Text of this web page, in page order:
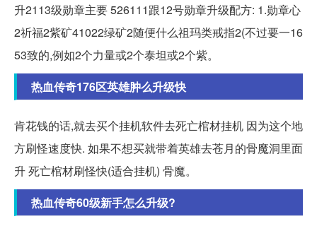
升2113级勋章主要 526111跟12号勋章升级配方: 1.勋章心
2祈福2紫矿41022绿矿2随便什么祖玛类戒指2(不过要一16
53致的,例如2个力量或2个泰坦或2个紫。
热血传奇176区英雄肿么升级快
肯花钱的话,就去买个挂机软件去死亡棺材挂机 因为这个地
方刷怪速度快. 如果不想买就带着英雄去苍月的骨魔洞里面
升 死亡棺材刷怪快(适合挂机) 骨魔。
热血传奇60级新手怎么升级?